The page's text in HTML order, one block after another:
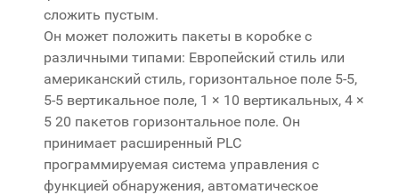
сложить пустым.
Он может положить пакеты в коробке с
различными типами: Европейский стиль или
американский стиль, горизонтальное поле 5-5,
5-5 вертикальное поле, 1 × 10 вертикальных, 4 ×
5 20 пакетов горизонтальное поле. Он
принимает расширенный PLC
программируемая система управления с
функцией обнаружения, автоматическое